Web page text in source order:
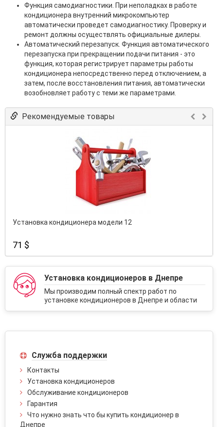
Функция самодиагностики. При неполадках в работе
кондиционера внутренний микрокомпьютер
автоматически проведет самодиагностику. Проверку и
ремонт должны осуществлять официальные дилеры.
Автоматический перезапуск. Функция автоматического
перезапуска при прекращении подачи питания - это
функция, которая регистрирует параметры работы
кондиционера непосредственно перед отключением, а
затем, после восстановления питания, автоматически
возобновляет работу с теми же параметрами.
Рекомендуемые товары
Установка кондиционера модели 12
71 $
Установка кондиционеров в Днепре
Мы производим полный спектр работ по
установке кондиционеров в Днепре и области
Служба поддержки
Контакты
Установка кондиционеров
Обслуживание кондиционеров
Гарантия
Что нужно знать что бы купить кондиционер в
Днепре